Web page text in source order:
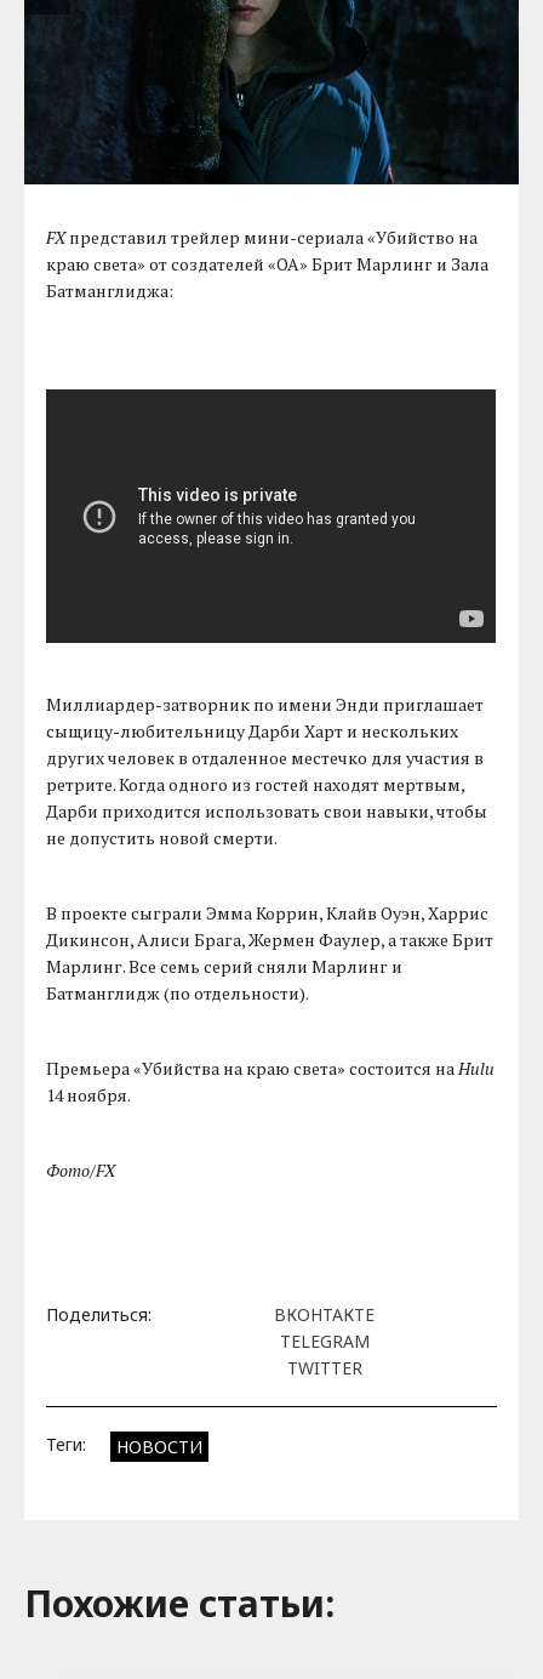
FXпредставил трейлер мини-сериала «Убийство на
краю света» от создателей «OA» Брит Марлинг и Зала
Батманглиджа:
Миллиардер-затворник по имени Энди приглашает
сыщицу-любительницу Дарби Харт и нескольких
других человек в отдаленное местечко для участия в
ретрите. Когда одного из гостей находят мертвым,
Дарби приходится использовать свои навыки, чтобы
не допустить новой смерти.
В проекте сыграли Эмма Коррин, Клайв Оуэн, Харрис
Дикинсон, Алиси Брага, Жермен Фаулер, а также Брит
Марлинг. Все семь серий сняли Марлинг и
Батманглидж (по отдельности).
Премьера «Убийства на краю света» состоится наHulu
14 ноября.
Фото/FX
Поделиться:
ВКОНТАКТЕ
TELEGRAM
TWITTER
Теги: НОВОСТИ
Похожие cтатьи: